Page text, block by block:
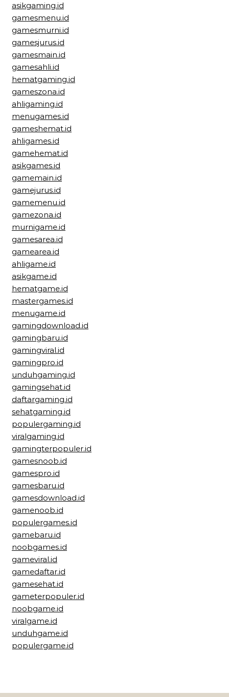
asikgaming.id
gamesmenu.id
gamesmurni.id
gamesjurus.id
gamesmain.id
gamesahli.id
hematgaming.id
gameszona.id
ahligaming.id
menugames.id
gameshemat.id
ahligames.id
gamehemat.id
asikgames.id
gamemain.id
gamejurus.id
gamemenu.id
gamezona.id
murnigame.id
gamesarea.id
gamearea.id
ahligame.id
asikgame.id
hematgame.id
mastergames.id
menugame.id
gamingdownload.id
gamingbaru.id
gamingviral.id
gamingpro.id
unduhgaming.id
gamingsehat.id
daftargaming.id
sehatgaming.id
populergaming.id
viralgaming.id
gamingterpopuler.id
gamesnoob.id
gamespro.id
gamesbaru.id
gamesdownload.id
gamenoob.id
populergames.id
gamebaru.id
noobgames.id
gameviral.id
gamedaftar.id
gamesehat.id
gameterpopuler.id
noobgame.id
viralgame.id
unduhgame.id
populergame.id